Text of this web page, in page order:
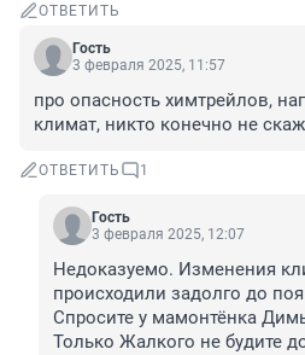
ОТВЕТИТЬ
Гость
3 февраля 2025, 11:57
про опасность химтрейлов,
климат, никто конечно не
ОТВЕТИТЬ 1
Гость
3 февраля 2025, 12:07
Недоказуемо. Изменения
происходили задолго до
Спросите у мамонтёнка
Только Жалкого не будите